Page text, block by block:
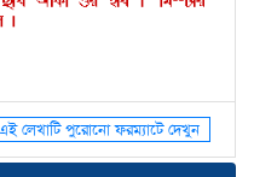
লেখাটি পুরোনো ফরম্যাটে দেখুন